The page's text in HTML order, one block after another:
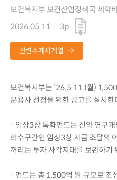
보건복지부 보건산업정책국 제약
2026.05.11
3p
관련주제시계열
보건복지부는 ’26.5.11.(월)
운용사 선정을 위한 공고를 실시한
- 임상3상 특화펀드는 신약 연구
회수구간인 임상3상 자금 조달의
꺼리는 투자 사각지대를 보완하기
- 펀드는 총 1,500억 원 규모로 조